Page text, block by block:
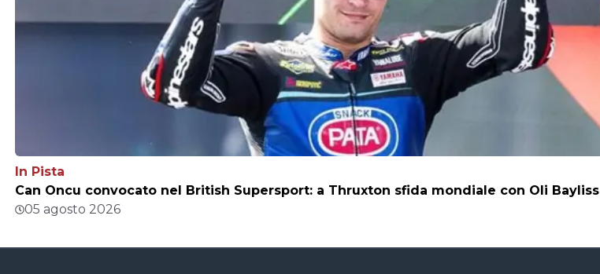
In Pista
Can Oncu convocato nel British Supersport: a Thruxton sfida mondiale con Oli Bayliss
05 agosto 2026